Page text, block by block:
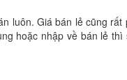
luôn. Giá bán lẻ cũng
hoặc nhập về bán lẻ